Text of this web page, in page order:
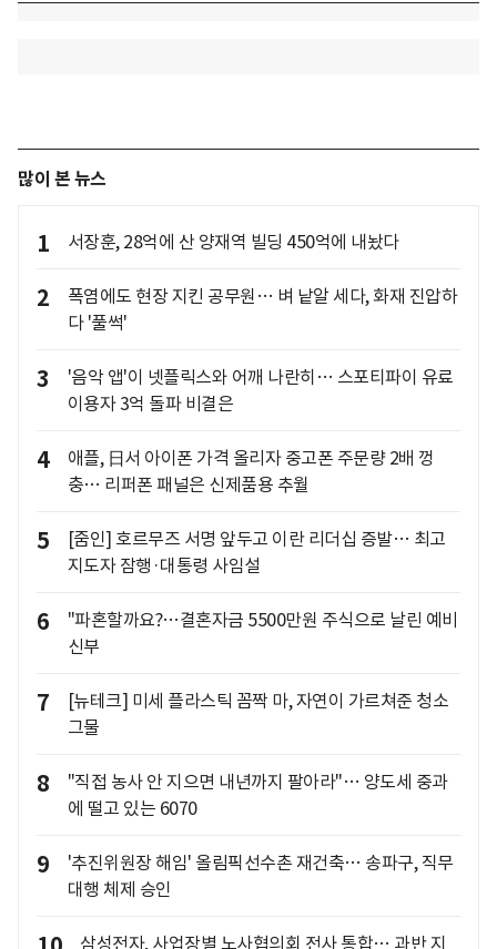
많이 본 뉴스
1 서장훈, 28억에 산 양재역 빌딩 450억에 내놨다
2
폭염에도 현장 지킨 공무원… 벼 낱알 세다, 화재 진압하
다 '풀썩'
3
'음악 앱'이 넷플릭스와 어깨 나란히… 스포티파이 유료
이용자 3억 돌파 비결은
4
애플, 日서 아이폰 가격 올리자 중고폰 주문량 2배 껑
충… 리퍼폰 패널은 신제품용 추월
5
[줌인] 호르무즈 서명 앞두고 이란 리더십 증발… 최고
지도자 잠행·대통령 사임설
6
"파혼할까요?…결혼자금 5500만원 주식으로 날린 예비
신부
7
[뉴테크] 미세 플라스틱 꼼짝 마, 자연이 가르쳐준 청소
그물
8
"직접 농사 안 지으면 내년까지 팔아라"… 양도세 중과
에 떨고 있는 6070
9
'추진위원장 해임' 올림픽선수촌 재건축… 송파구, 직무
대행 체제 승인
삼성전자, 사업장별 노사협의회 전사 통합… 과반 지